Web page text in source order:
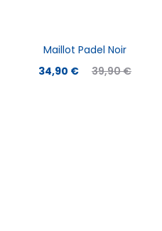
Maillot Padel Noir
39,90€
34,90 €